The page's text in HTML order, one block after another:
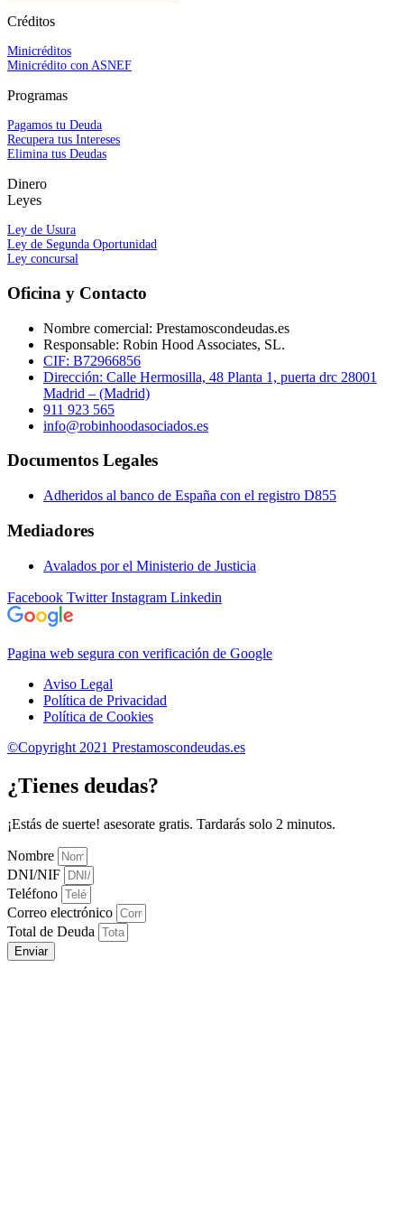
Créditos
Minicréditos
Minicrédito con ASNEF
Programas
Pagamos tu Deuda
Recupera tus Intereses
Elimina tus Deudas
Dinero
Leyes
Ley de Usura
Ley de Segunda Oportunidad
Ley concursal
Oficina y Contacto
Nombre comercial: Prestamoscondeudas.es
Responsable: Robin Hood Associates, SL.
CIF: B72966856
Dirección: Calle Hermosilla, 48 Planta 1, puerta drc 28001
Madrid – (Madrid)
911 923 565
info@robinhoodasociados.es
Documentos Legales
Adheridos al banco de España con el registro D855
Mediadores
Avalados por el Ministerio de Justicia
Facebook Twitter Instagram Linkedin
Pagina web segura con verificación de Google
Aviso Legal
Política de Privacidad
Política de Cookies
©Copyright 2021 Prestamoscondeudas.es
¿Tienes deudas?
¡Estás de suerte! asesorate gratis. Tardarás solo 2 minutos.
Nombre
DNI/NIF
Teléfono
Correo electrónico
Total de Deuda
Enviar